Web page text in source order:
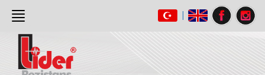
|
ANASAYFA
(current)
HAKKIMIZDA